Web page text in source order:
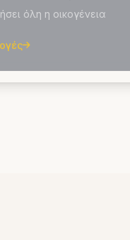
όλη η οικογένεια